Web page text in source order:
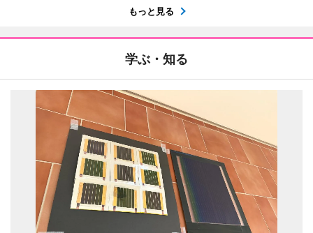
もっと見る
学ぶ・知る